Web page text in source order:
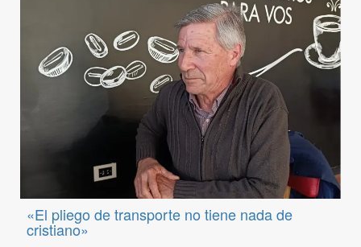
«El pliego de transporte no tiene nada de
cristiano»